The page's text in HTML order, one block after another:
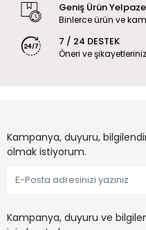
Geniş Ürün
Binlerce ürün ve
7 / 24 DESTEK
Öneri ve
Kampanya, duyuru,
olmak istiyorum.
Kampanya, duyuru ve